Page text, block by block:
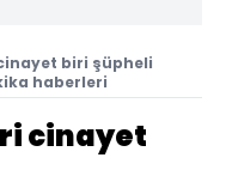
biri şüpheli
haberleri
cinayet